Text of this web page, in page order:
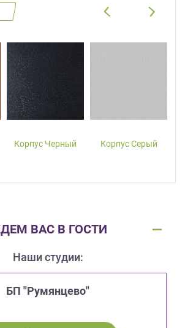
Корпус Черный Корпус Серый
ВАС В ГОСТИ
Наши студии:
БП "Румянцево"